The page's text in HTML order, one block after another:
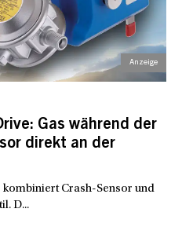
Gas während der
direkt an der
Crash-Sensor und
D...